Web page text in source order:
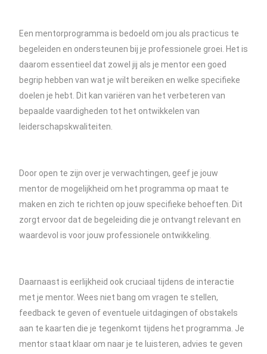
Een mentorprogramma is bedoeld om jou als practicus te
begeleiden en ondersteunen bij je professionele groei. Het is
daarom essentieel dat zowel jij als je mentor een goed
begrip hebben van wat je wilt bereiken en welke specifieke
doelen je hebt. Dit kan variëren van het verbeteren van
bepaalde vaardigheden tot het ontwikkelen van
leiderschapskwaliteiten.
Door open te zijn over je verwachtingen, geef je jouw
mentor de mogelijkheid om het programma op maat te
maken en zich te richten op jouw specifieke behoeften. Dit
zorgt ervoor dat de begeleiding die je ontvangt relevant en
waardevol is voor jouw professionele ontwikkeling.
Daarnaast is eerlijkheid ook cruciaal tijdens de interactie
met je mentor. Wees niet bang om vragen te stellen,
feedback te geven of eventuele uitdagingen of obstakels
aan te kaarten die je tegenkomt tijdens het programma. Je
mentor staat klaar om naar je te luisteren, advies te geven